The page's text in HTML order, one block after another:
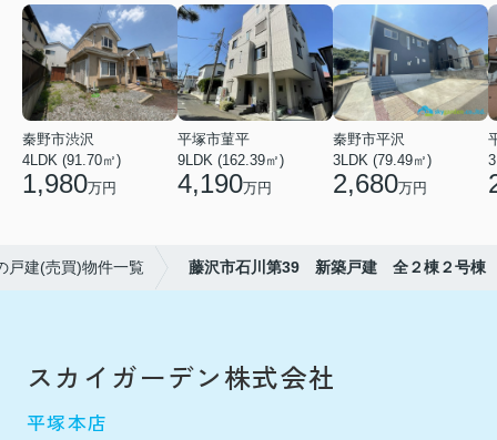
秦野市渋沢
4LDK (91.70㎡)
1,980万円
平塚市菫平
9LDK (162.39㎡)
4,190万円
秦野市平沢
3LDK (79.49㎡)
2,680万円
戸建(売買)物件一覧 藤沢市石川第39 新築戸建 全２棟２号棟
スカイガーデン株式会社
平塚本店